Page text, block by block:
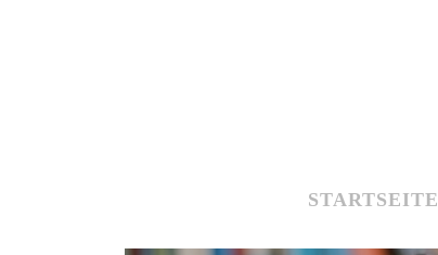
STARTSEITE